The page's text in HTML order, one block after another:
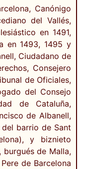
Canónigo
del Vallés,
en 1491,
en 1493, 1495 y
Ciudadano de
Consejero
de Oficiales,
del Consejo
de Cataluña,
de Albanell,
barrio de Sant
y biznieto
burgués de Malla,
de Barcelona